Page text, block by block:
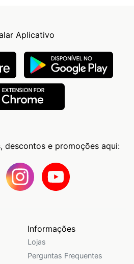
Aplicativo
descontos e promoções aqui:
Informações
Lojas
Perguntas Frequentes